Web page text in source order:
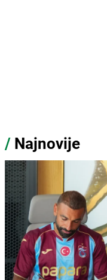
/ Najnovije